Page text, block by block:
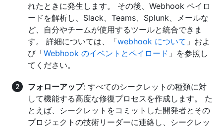
れたときに発生します。 その後、Webhook ペイロ
ードを解析し、Slack、Teams、Splunk、メールな
ど、自分やチームが使用するツールと統合できま
す。 詳細については、「webhook について 」およ
び「Webhook のイベントとペイロード 」を参照し
てください。
フォローアップ: すべてのシークレットの種類に対
して機能する高度な修復プロセスを作成します。 た
とえば、シークレットをコミットした開発者とその
プロジェクトの技術リーダーに連絡し、シークレッ